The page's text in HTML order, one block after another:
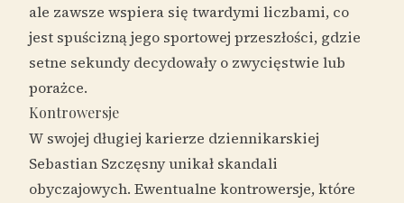
ale zawsze wspiera się twardymi liczbami, co
jest spuścizną jego sportowej przeszłości, gdzie
setne sekundy decydowały o zwycięstwie lub
porażce.
Kontrowersje
W swojej długiej karierze dziennikarskiej
Sebastian Szczęsny unikał skandali
obyczajowych. Ewentualne kontrowersje, które